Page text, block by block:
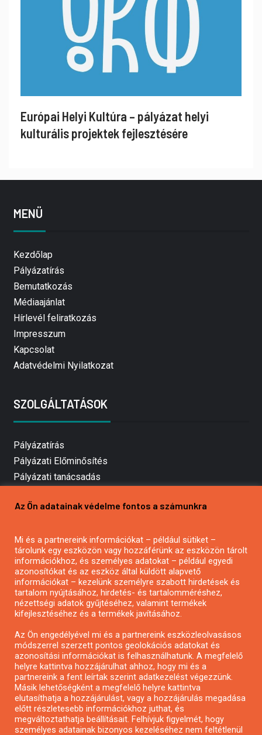
Európai Helyi Kultúra – pályázat helyi
kulturális projektek fejlesztésére
MENÜ
Kezdőlap
Pályázatírás
Bemutatkozás
Médiaajánlat
Hírlevél feliratkozás
Impresszum
Kapcsolat
Adatvédelmi Nyilatkozat
SZOLGÁLTATÁSOK
Pályázatírás
Pályázati Előminősítés
Pályázati tanácsadás
Mezőgazdasági pályázatírás
Pályázatírás civil szervezeteknek
Pályázatírás önkormányzatoknak
Pályázatfigyelés
Specifikus pályázatfigyelés vagy hírlevél
Pályázatok magánszemélyeknek
Pályázatok civil szervezeteknek
Pályázatok vállalkozásoknak
Önkormányzati pályázatok
Mezőgazdasági pályázatok
Az Ön adatainak védelme fontos a számunkra
Mi és a partnereink információkat – például sütiket –
tárolunk egy eszközön vagy hozzáférünk az eszközön tárolt
információkhoz, és személyes adatokat – például egyedi
azonosítókat és az eszköz által küldött alapvető
információkat – kezelünk személyre szabott hirdetések és
tartalom nyújtásához, hirdetés- és tartalomméréshez,
nézettségi adatok gyűjtéséhez, valamint termékek
kifejlesztéséhez és a termékek javításához.
Az Ön engedélyével mi és a partnereink eszközleolvasásos
módszerrel szerzett pontos geolokációs adatokat és
azonosítási információkat is felhasználhatunk. A megfelelő
helyre kattintva hozzájárulhat ahhoz, hogy mi és a
partnereink a fent leírtak szerint adatkezelést végezzünk.
Másik lehetőségként a megfelelő helyre kattintva
elutasíthatja a hozzájárulást, vagy a hozzájárulás megadása
előtt részletesebb információkhoz juthat, és
megváltoztathatja beállításait. Felhívjuk figyelmét, hogy
személyes adatainak bizonyos kezeléséhez nem feltétlenül